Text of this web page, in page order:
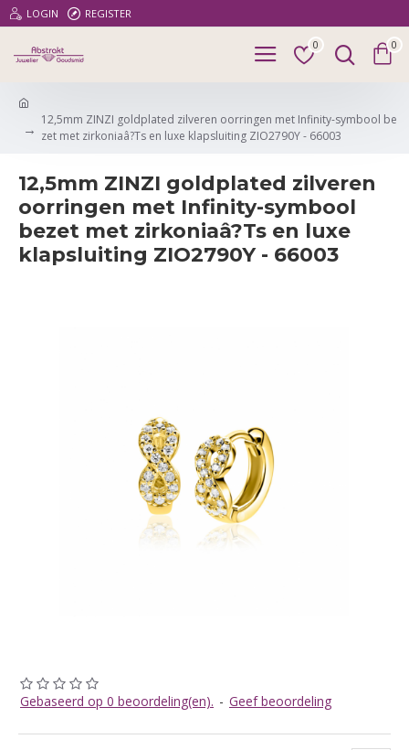
LOGIN REGISTER
0 0
12,5mm ZINZI goldplated zilveren oorringen met Infinity-symbool be
zet met zirkoniaâ?Ts en luxe klapsluiting ZIO2790Y - 66003
12,5mm ZINZI goldplated zilveren
oorringen met Infinity-symbool
bezet met zirkoniaâ?Ts en luxe
klapsluiting ZIO2790Y - 66003
Gebaseerd op 0 beoordeling(en). - Geef beoordeling